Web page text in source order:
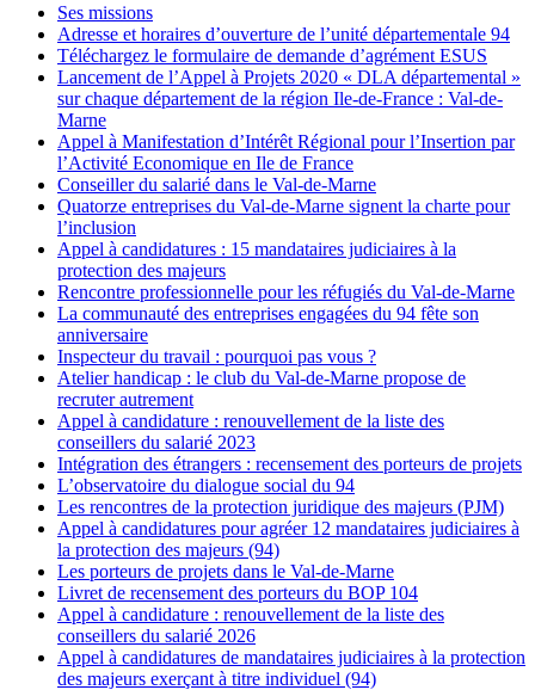
Ses missions
Adresse et horaires d’ouverture de l’unité départementale 94
Téléchargez le formulaire de demande d’agrément ESUS
Lancement de l’Appel à Projets 2020 « DLA départemental »
sur chaque département de la région Ile-de-France : Val-de-
Marne
Appel à Manifestation d’Intérêt Régional pour l’Insertion par
l’Activité Economique en Ile de France
Conseiller du salarié dans le Val-de-Marne
Quatorze entreprises du Val-de-Marne signent la charte pour
l’inclusion
Appel à candidatures : 15 mandataires judiciaires à la
protection des majeurs
Rencontre professionnelle pour les réfugiés du Val-de-Marne
La communauté des entreprises engagées du 94 fête son
anniversaire
Inspecteur du travail : pourquoi pas vous ?
Atelier handicap : le club du Val-de-Marne propose de
recruter autrement
Appel à candidature : renouvellement de la liste des
conseillers du salarié 2023
Intégration des étrangers : recensement des porteurs de projets
L’observatoire du dialogue social du 94
Les rencontres de la protection juridique des majeurs (PJM)
Appel à candidatures pour agréer 12 mandataires judiciaires à
la protection des majeurs (94)
Les porteurs de projets dans le Val-de-Marne
Livret de recensement des porteurs du BOP 104
Appel à candidature : renouvellement de la liste des
conseillers du salarié 2026
Appel à candidatures de mandataires judiciaires à la protection
des majeurs exerçant à titre individuel (94)